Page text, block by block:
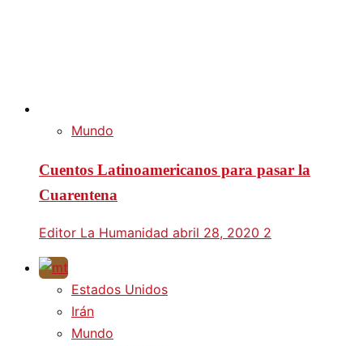
Mundo
Cuentos Latinoamericanos para pasar la
Cuarentena
Editor La Humanidad abril 28, 2020 2
Estados Unidos
Irán
Mundo